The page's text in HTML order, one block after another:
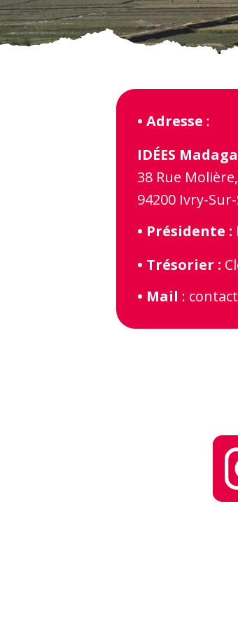
• Adresse :
IDÉES
38 Rue Molière,
94200 Ivry-
• Présidente :
• Trésorier :
• Mail :